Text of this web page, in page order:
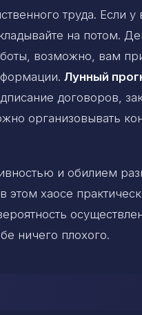
труда. Если
на потом.
возможно, вам
Лунный
договоров,
организовывать
и обилием
хаосе
ничего плохого.